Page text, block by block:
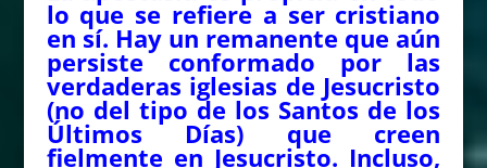
lo que se refiere a ser cristiano
en sí. Hay un remanente que aún
persiste conformado por las
verdaderas iglesias de Jesucristo
(no del tipo de los Santos de los
Últimos Días) que creen
fielmente en Jesucristo. Incluso,